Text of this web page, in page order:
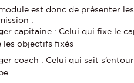
est donc de présenter
:
capitaine : Celui qui fixe le
les objectifs fixés
coach : Celui qui sait